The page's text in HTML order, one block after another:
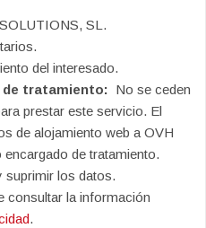
SL.
del interesado.
tratamiento: No se ceden
prestar este servicio. El
de alojamiento web a OVH
de tratamiento.
suprimir los datos.
consultar la información
.